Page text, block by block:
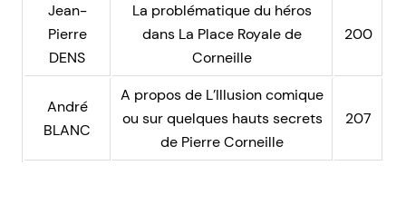
Jean-
Pierre
DENS
La problématique du héros
dans La Place Royale de
Corneille
200
André
BLANC
A propos de L’Illusion comique
ou sur quelques hauts secrets
de Pierre Corneille
207